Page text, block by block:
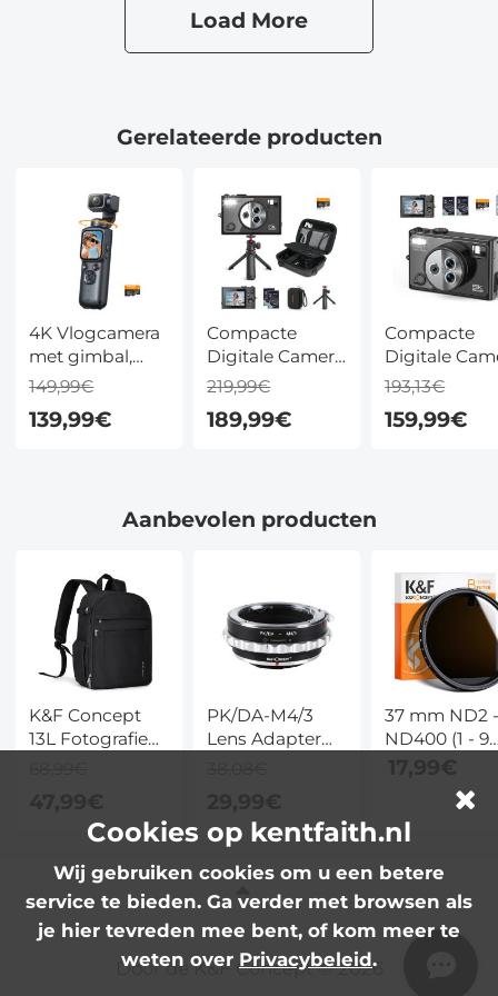
Kentfaith
Load More
Gerelateerde producten
4K Vlogcamera
met gimbal,
330° AI
gezichtsvolging,
voor YouTube- &
TikTok-
contentmakers,
Kentfaith
149,99€
139,99€
Compacte
Digitale Camera
5K 75MP – 3
Hybride Zoom,
voor Beginners
219,99€
189,99€
Compacte
Digitale
5K 75MP – 3
Hybride
193,13€
159,99€
Aanbevolen producten
K&F Concept
13L Fotografie
Snelle Toegang
Statiefriem &
Tweevoudig
Gebruik, Zwart
PK/DA-M4/3
Lens Adapter
Pentax
Lenzen voor
M43 MFT
Camera
Lichaam
37 mm ND2
ND400 (1 - 9
ND Filter
Ultradun HD
Variabel ND
Dichtheid
Instelbaar
Nano B Serie
Door de K&F Concept © 2026
Cookies op kentfaith.nl
Wij gebruiken cookies om u een betere
service te bieden. Ga verder met browsen als
je hier tevreden mee bent, of kom meer te
weten over Privacybeleid.